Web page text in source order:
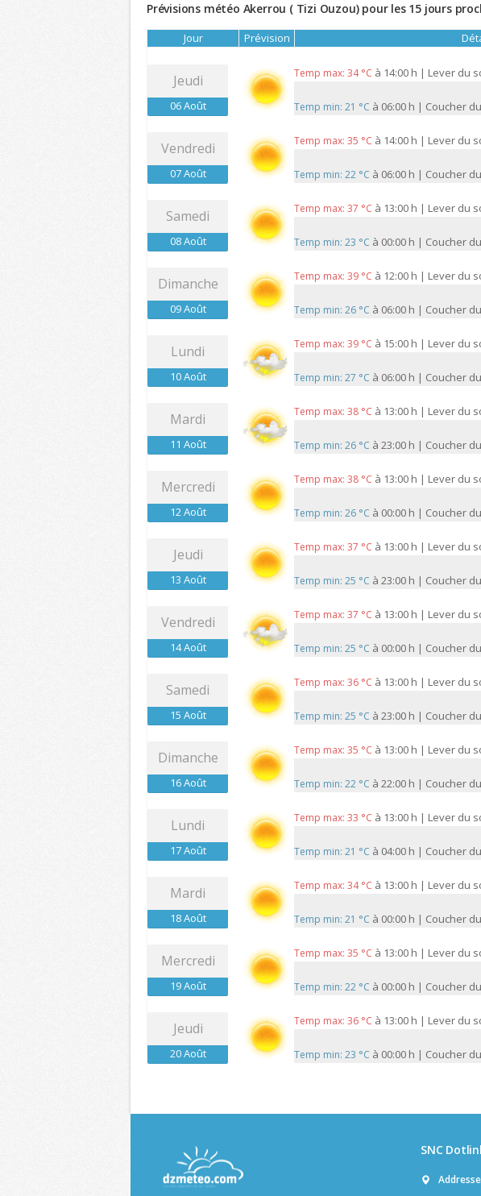
Prévisions météo Akerrou ( Tizi Ouzou) pour les 15 jours
Jour Prévision
Jeudi
06 Août
Temp max: 34 °C à 14:00 h | Lever du
Temp min: 21 °C à 06:00 h | Coucher
Vendredi
07 Août
Temp max: 35 °C à 14:00 h | Lever du
Temp min: 22 °C à 06:00 h | Coucher
Samedi
08 Août
Temp max: 37 °C à 13:00 h | Lever du
Temp min: 23 °C à 00:00 h | Coucher
Dimanche
09 Août
Temp max: 39 °C à 12:00 h | Lever du
Temp min: 26 °C à 06:00 h | Coucher
Lundi
10 Août
Temp max: 39 °C à 15:00 h | Lever du
Temp min: 27 °C à 06:00 h | Coucher
Mardi
11 Août
Temp max: 38 °C à 13:00 h | Lever du
Temp min: 26 °C à 23:00 h | Coucher
Mercredi
12 Août
Temp max: 38 °C à 13:00 h | Lever du
Temp min: 26 °C à 00:00 h | Coucher
Jeudi
13 Août
Temp max: 37 °C à 13:00 h | Lever du
Temp min: 25 °C à 23:00 h | Coucher
Vendredi
14 Août
Temp max: 37 °C à 13:00 h | Lever du
Temp min: 25 °C à 00:00 h | Coucher
Samedi
15 Août
Temp max: 36 °C à 13:00 h | Lever du
Temp min: 25 °C à 23:00 h | Coucher
Dimanche
16 Août
Temp max: 35 °C à 13:00 h | Lever du
Temp min: 22 °C à 22:00 h | Coucher
Lundi
17 Août
Temp max: 33 °C à 13:00 h | Lever du
Temp min: 21 °C à 04:00 h | Coucher
Mardi
18 Août
Temp max: 34 °C à 13:00 h | Lever du
Temp min: 21 °C à 00:00 h | Coucher
Mercredi
19 Août
Temp max: 35 °C à 13:00 h | Lever du
Temp min: 22 °C à 00:00 h | Coucher
Jeudi
20 Août
Temp max: 36 °C à 13:00 h | Lever du
Temp min: 23 °C à 00:00 h | Coucher
SNC